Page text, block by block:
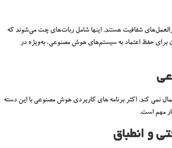
شفافیت هستند. اینها شامل ربات‌های چت می‌شوند که
برای حفظ اعتماد به سیستم‌های هوش مصنوعی، به‌ویژه در
نمی کند. اکثر برنامه های کاربردی هوش مصنوعی با این دسته
مهم است.
و انطباق